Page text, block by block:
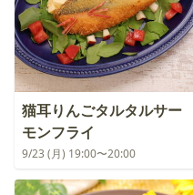
猫耳りんごタルタルサー
モンフライ
9/23 (月) 19:00〜20:00